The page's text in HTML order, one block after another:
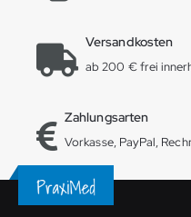
Versandkosten
ab 200 € frei
Zahlungsarten
Vorkasse, PayPal,